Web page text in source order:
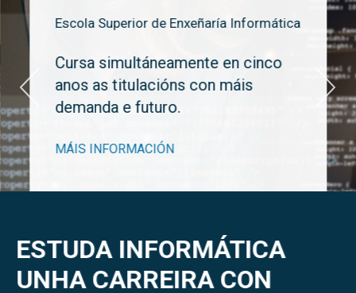
Escola Superior de Enxeñaría Informática
Cursa simultáneamente en cinco
anos as titulacións con máis
demanda e futuro.
MÁIS INFORMACIÓN
ESTUDA INFORMÁTICA
UNHA CARREIRA CON